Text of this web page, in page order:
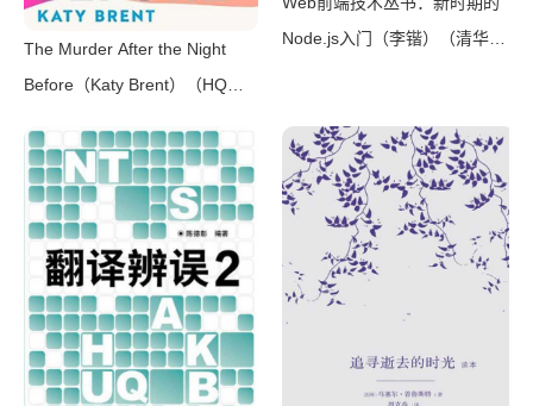
The Murder After the Night
Before（Katy Brent）（HQ
Node.js入门（李锴）（清华大